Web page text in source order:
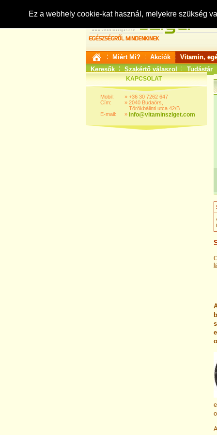
Ez a webhely cookie-kat használ, melyekre szükség
Miért Mi? Akciók
Vitamin,
Keresők
Szakértő válaszol Tudástár
KAPCSOLAT
Mobil:
Cím:
E-mail:
»
»
»
+36 30 7262 647
2040 Budaörs,
Törökbálinti utca 42/B
info@vitaminsziget.com